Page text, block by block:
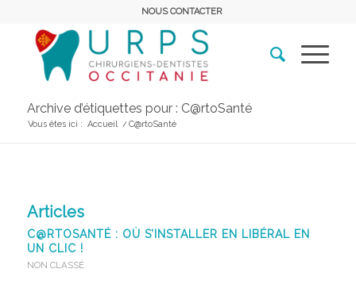
NOUS CONTACTER
Archive d’étiquettes pour : C@rtoSanté
Vous êtes ici : Accueil / C@rtoSanté
Articles
C@RTOSANTÉ : OÙ S’INSTALLER EN LIBÉRAL EN
UN CLIC !
NON CLASSÉ